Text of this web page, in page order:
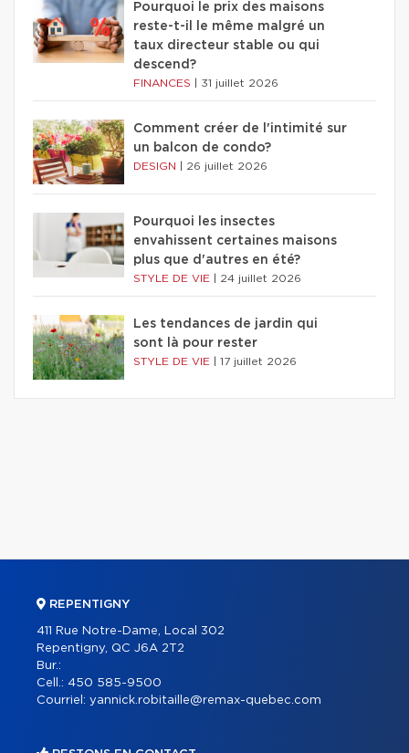
Pourquoi le prix des maisons
reste-t-il le même malgré un
taux directeur stable ou qui
descend?
FINANCES 31 juillet 2026
Comment créer de l'intimité sur
un balcon de condo?
DESIGN 26 juillet 2026
Pourquoi les insectes
envahissent certaines maisons
plus que d'autres en été?
STYLE DE VIE 24 juillet 2026
Les tendances de jardin qui
sont là pour rester
STYLE DE VIE 17 juillet 2026
REPENTIGNY
411 Rue Notre-Dame, Local 302
Repentigny, QC J6A 2T2
Bur.:
Cell.: 450 585-9500
Courriel: yannick.robitaille@remax-quebec.com